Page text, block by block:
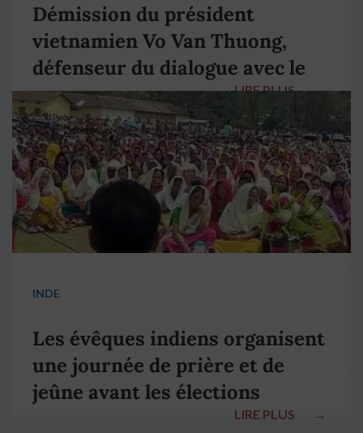
Démission du président
vietnamien Vo Van Thuong,
défenseur du dialogue avec le
pape François
LIRE PLUS →
INDE
Les évêques indiens organisent
une journée de prière et de
jeûne avant les élections
LIRE PLUS →